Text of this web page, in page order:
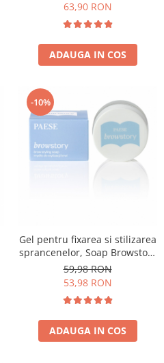
63,90 RON
ADAUGA IN COS
-10%
Gel pentru fixarea si stilizarea
sprancenelor, Soap Browstory
- 8g
59,98 RON
53,98 RON
ADAUGA IN COS